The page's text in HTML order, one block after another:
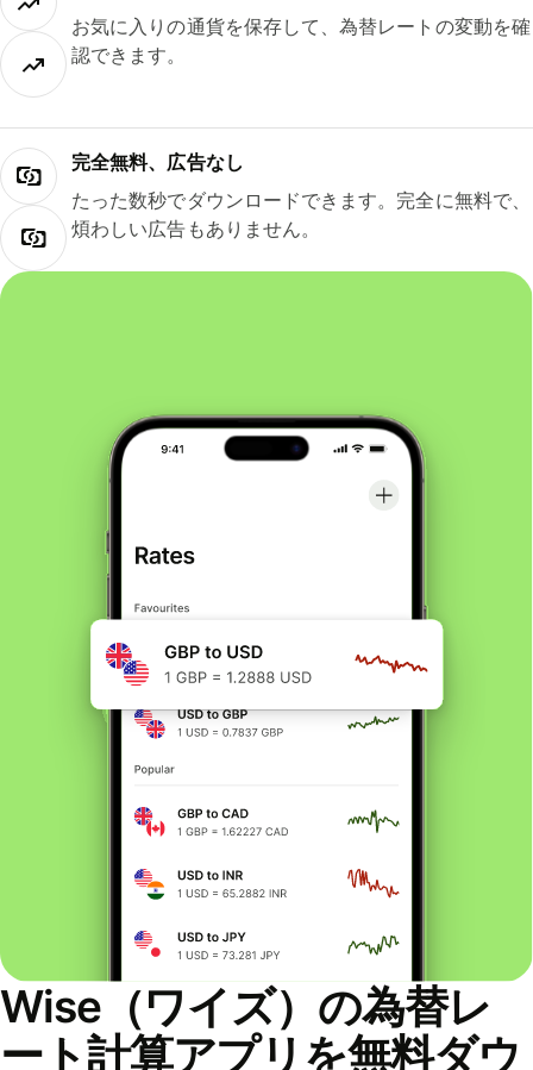
お気に入りの通貨を保存して、為替レートの変動を確
認できます。
完全無料、広告なし
たった数秒でダウンロードできます。完全に無料で、
煩わしい広告もありません。
Wise（ワイズ）の為替レ
ート計算アプリを無料ダウ